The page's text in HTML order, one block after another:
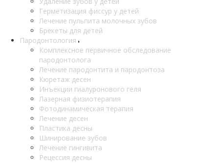
Герметизация фиссур у детей
Лечение пульпита молочных зубов
Брекеты для детей
Пародонтология
Комплексное первичное обследование
пародонтолога
Лечение пародонтита и пародонтоза
Кюретаж десен
Инъекции гиалуронового геля
Лазерная физиотерапия
Фотодинамическая терапия
Лечение десен
Пластика десны
Шинирование зубов
Лечение гингивита
Рецессия десны